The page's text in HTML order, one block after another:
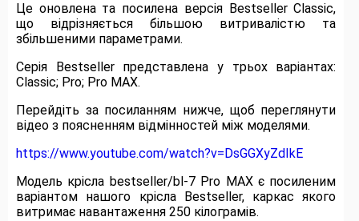
Це оновлена та посилена версія Bestseller Classic,
що відрізняється більшою витривалістю та
збільшеними параметрами.
Серія Bestseller представлена у трьох варіантах:
Classic; Pro; Pro MAX.
Перейдіть за посиланням нижче, щоб переглянути
відео з поясненням відмінностей між моделями.
https://www.youtube.com/watch?v=DsGGXyZdIkE
Модель крісла bestseller/bl-7 Pro MAX є посиленим
варіантом нашого крісла Bestseller, каркас якого
витримає навантаження 250 кілограмів.